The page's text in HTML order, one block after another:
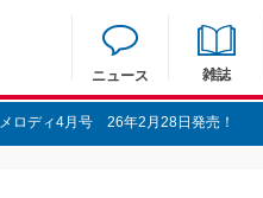
ニュース 雑誌
メロディ4月号 26年2月28日発売！